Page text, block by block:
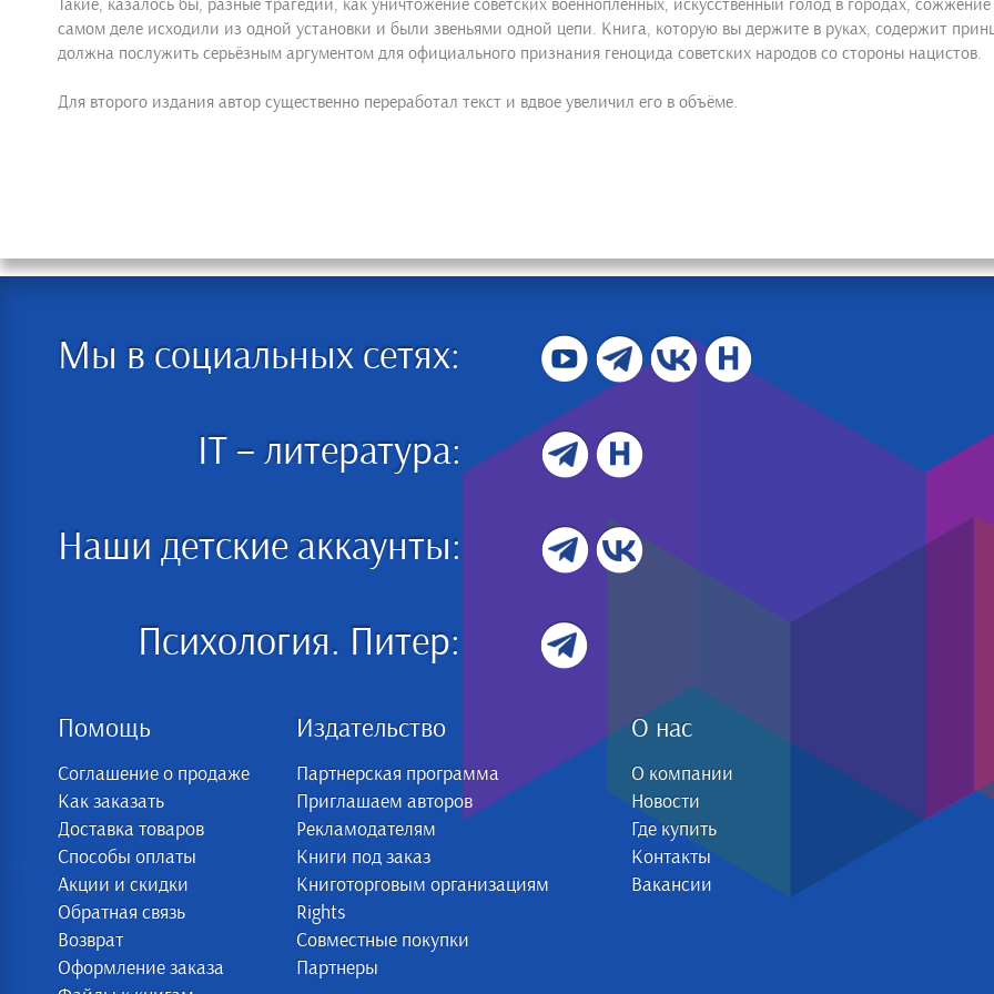
Такие, казалось бы, разные трагедии, как уничтожение советских военнопленных, искусственный голод в городах,
самом деле исходили из одной установки и были звеньями одной цепи. Книга, которую вы держите в руках, содержит
должна послужить серьёзным аргументом для официального признания геноцида советских народов со стороны нацистов.
Для второго издания автор существенно переработал текст и вдвое увеличил его в объёме.
Мы в социальных сетях:
IT – литература:
Наши детские аккаунты:
Психология. Питер:
Помощь
Соглашение о продаже
Как заказать
Доставка товаров
Способы оплаты
Акции и скидки
Обратная связь
Возврат
Оформление заказа
Издательство
Партнерская программа
Приглашаем авторов
Рекламодателям
Книги под заказ
Книготорговым организациям
Rights
Совместные покупки
Партнеры
О нас
О компании
Новости
Где купить
Контакты
Вакансии